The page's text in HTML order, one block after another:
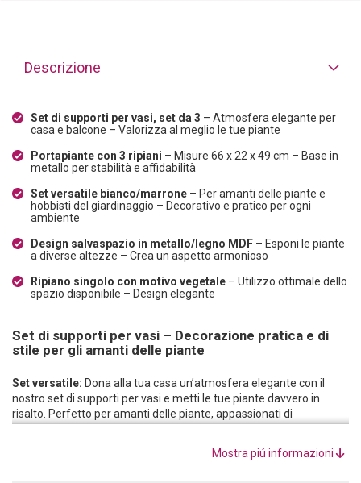
Descrizione
Set di supporti per vasi, set da 3 – Atmosfera elegante per
casa e balcone – Valorizza al meglio le tue piante
Portapiante con 3 ripiani – Misure 66 x 22 x 49 cm – Base in
metallo per stabilità e affidabilità
Set versatile bianco/marrone – Per amanti delle piante e
hobbisti del giardinaggio – Decorativo e pratico per ogni
ambiente
Design salvaspazio in metallo/legno MDF – Esponi le piante
a diverse altezze – Crea un aspetto armonioso
Ripiano singolo con motivo vegetale – Utilizzo ottimale dello
spazio disponibile – Design elegante
Set di supporti per vasi – Decorazione pratica e di
stile per gli amanti delle piante
Set versatile: Dona alla tua casa un’atmosfera elegante con il
nostro set di supporti per vasi e metti le tue piante davvero in
risalto. Perfetto per amanti delle piante, appassionati di
Mostra piú informazioni